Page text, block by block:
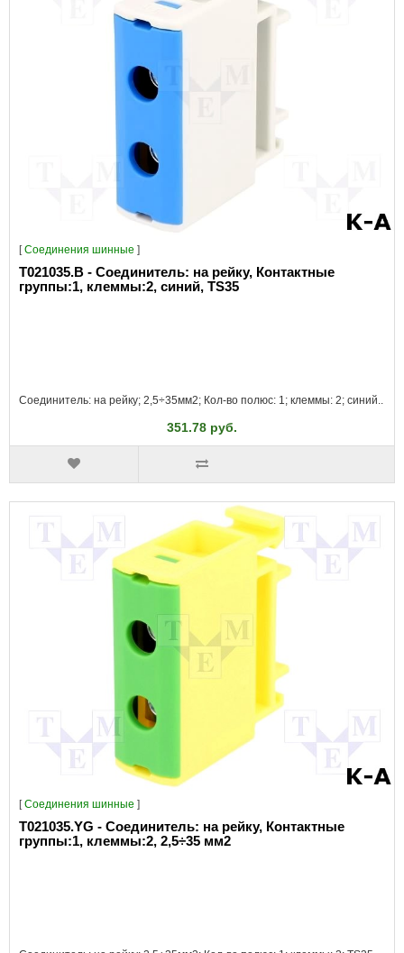
[Соединения шинные ]
T021035.B - Соединитель: на рейку, Контактные
группы:1, клеммы:2, синий, TS35
Соединитель: на рейку; 2,5÷35мм2; Кол-во полюс: 1; клеммы: 2; синий..
351.78 руб.
[Соединения шинные ]
T021035.YG - Соединитель: на рейку, Контактные
группы:1, клеммы:2, 2,5÷35 мм2